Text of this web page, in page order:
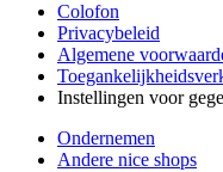
Colofon
Privacybeleid
Algemene
Instellingen voor
Ondernemen
Andere nice shops